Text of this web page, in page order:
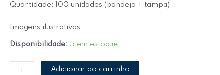
Quantidade: 100 unidades (bandeja + tampa)
Imagens ilustrativas.
Disponibilidade: 5 em estoque
Adicionar ao carrinho